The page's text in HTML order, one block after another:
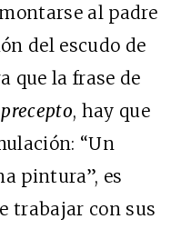
al padre
del escudo de
que la frase de
precepto, hay que
“Un
pintura”, es
trabajar con sus